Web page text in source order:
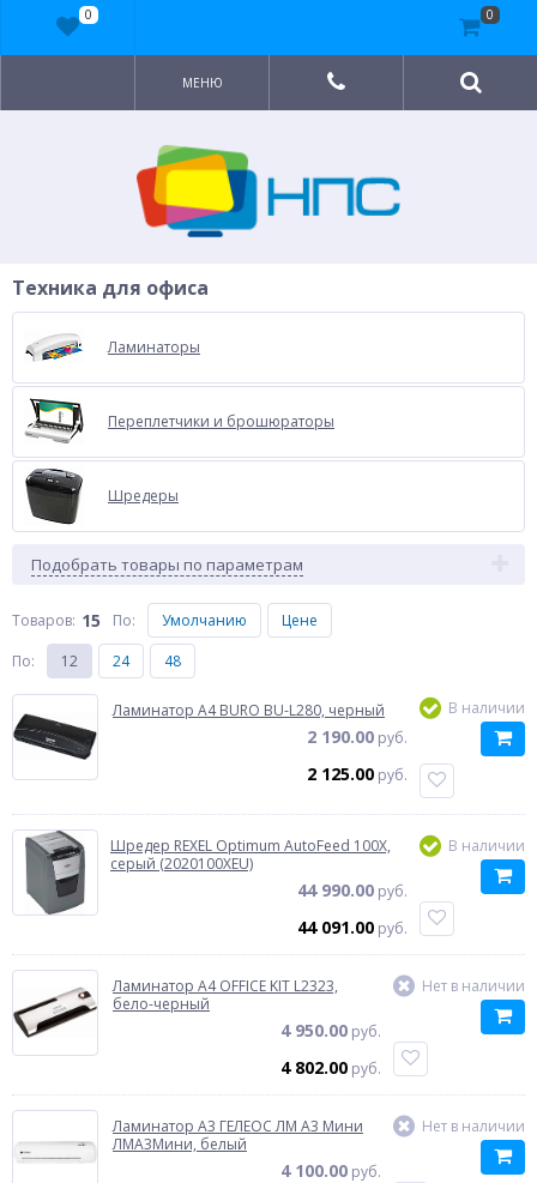
МЕНЮ
Техника для офиса
Ламинаторы
Переплетчики и брошюраторы
Шредеры
Подобрать товары по параметрам
Товаров: 15 По: Умолчанию
Цене
По: 12 24 48
Ламинатор A4 BURO BU-L280, черный
2 190.00 руб.
2 125.00 руб.
В наличии
Шредер REXEL Optimum AutoFeed 100X,
серый (2020100XEU)
44 990.00 руб.
44 091.00 руб.
В наличии
Ламинатор A4 OFFICE KIT L2323,
бело-черный
4 950.00 руб.
4 802.00 руб.
Нет в наличии
Ламинатор A3 ГЕЛЕОС ЛМ A3 Мини
ЛМА3Мини, белый
4 100.00 руб.
Нет в наличии
0 0